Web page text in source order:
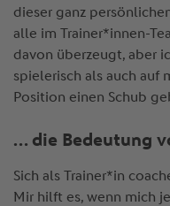
dieser ganz
alle im Trainer*innen-
davon überzeugt, aber
spielerisch als auch auf
Position einen Schub
… die Bedeutung
Sich als Trainer*in
Mir hilft es, wenn mich